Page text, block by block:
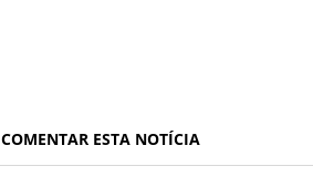
COMENTAR ESTA NOTÍCIA